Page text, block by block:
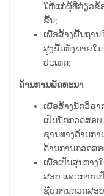
ໃຫ້ແກ່ຜູ້ທີ່ກ່ຽວຂ້
ຂື້ນ;
ເພື່ອສ້າງພື້ນຖາ
ສູງຂື້ນທັງພາຍໃນ
ປະເທດ;
ດ້ານການພັດທະນາ
ເພື່ອສ້າງນັກວິຊ
ເປັນນັກກວດສອ
ຊານທາງດ້ານກ
ດ້ານການກວດສ
ເພື່ອເປັນສູນກາງ
ສອບ ແລະກາຍເ
ຊີບການກວດສອ